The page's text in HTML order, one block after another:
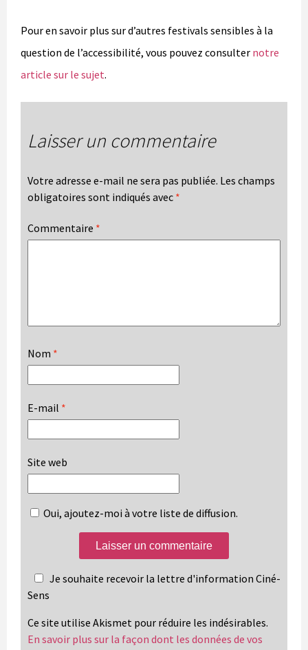
Pour en savoir plus sur d’autres festivals sensibles à la
question de l’accessibilité, vous pouvez consulter notre
article sur le sujet.
Laisser un commentaire
Votre adresse e-mail ne sera pas publiée. Les champs
obligatoires sont indiqués avec *
Commentaire *
Nom *
E-mail *
Site web
Oui, ajoutez-moi à votre liste de diffusion.
Je souhaite recevoir la lettre d'information Ciné-
Sens
Ce site utilise Akismet pour réduire les indésirables.
En savoir plus sur la façon dont les données de vos